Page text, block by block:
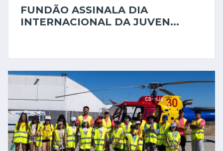
FUNDÃO ASSINALA DIA
INTERNACIONAL DA JUVEN...